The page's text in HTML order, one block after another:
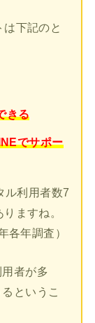
下記のと
きる
でサポー
ル利用者数7
ますね。
各年調査）
者が多
というこ